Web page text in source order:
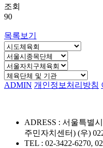
조회
90
목록보기
ADMIN 개인정보처리방침
ADRESS : 서울특별
주민자치센터) (우)
TEL : 02-3422-6270,